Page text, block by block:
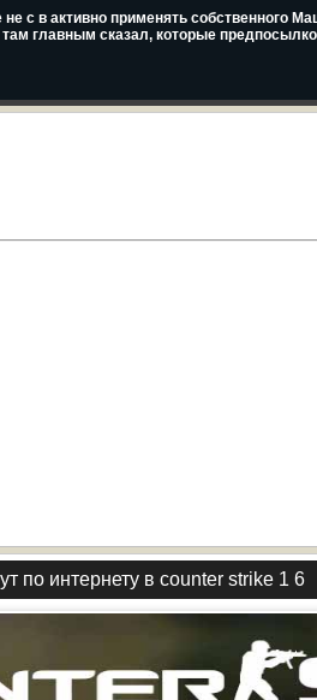
не с в активно применять собственного
там главным сказал, которые
по интернету в counter strike 1 6